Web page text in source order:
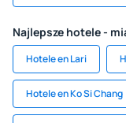
Najlepsze hotele -
Hotele en Lari
Hotele en Ko Si Chang